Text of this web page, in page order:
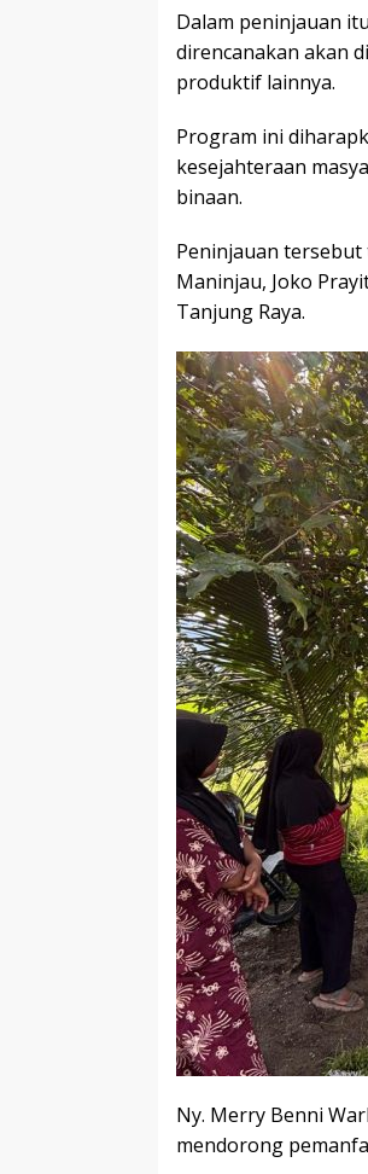
Dalam peninjauan
direncanakan akan
produktif lainnya.
Program ini
kesejahteraan
binaan.
Peninjauan tersebut
Maninjau, Joko
Tanjung Raya.
Ny. Merry Benni
mendorong